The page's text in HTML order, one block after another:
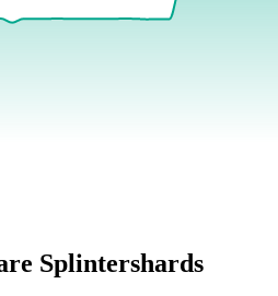
Splintershards